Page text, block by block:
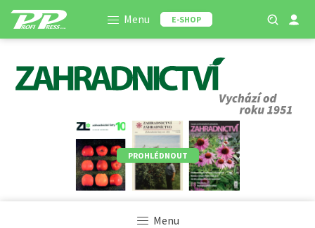
Menu E-SHOP
PROHLÉDNOUT
Menu